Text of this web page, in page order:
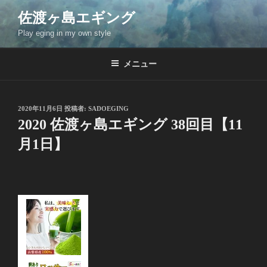
コ
ン
ン
佐渡ヶ島エギング
Play eging in my own style
メニュー
投
稿
日:
2020年11月6日 投稿者: SADOEGING
2020 佐渡ヶ島エギング 38回目【11
月1日】